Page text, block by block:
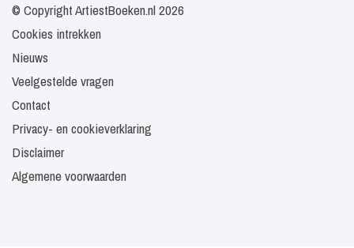
© Copyright ArtiestBoeken.nl 2026
Cookies intrekken
Nieuws
Veelgestelde vragen
Contact
Privacy- en cookieverklaring
Disclaimer
Algemene voorwaarden